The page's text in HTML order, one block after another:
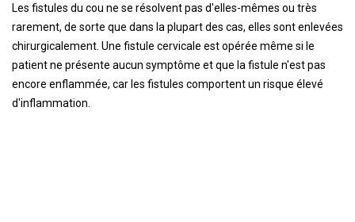
Les fistules du cou ne se résolvent pas d'elles-mêmes ou très
rarement, de sorte que dans la plupart des cas, elles sont enlevées
chirurgicalement. Une fistule cervicale est opérée même si le
patient ne présente aucun symptôme et que la fistule n'est pas
encore enflammée, car les fistules comportent un risque élevé
d'inflammation.